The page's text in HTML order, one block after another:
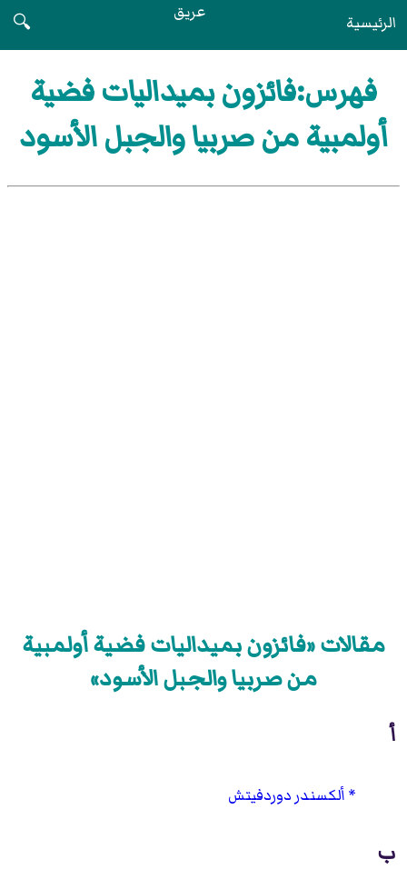
الرئيسية عريق
🔍
فهرس:فائزون بميداليات فضية
أولمبية من صربيا والجبل الأسود
مقالات «فائزون بميداليات فضية أولمبية
من صربيا والجبل الأسود»
أ
ألكسندر دوردفيتش
ب